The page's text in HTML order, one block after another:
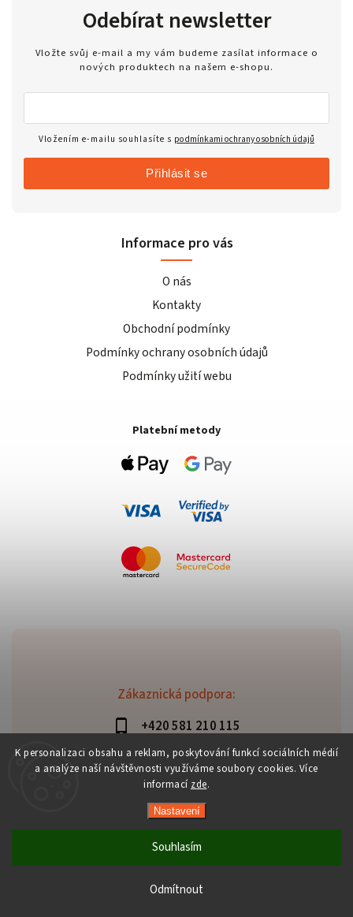
K personalizaci obsahu a reklam, poskytování funkcí sociálních médií
a analýze naší návštěvnosti využíváme soubory cookies. Více
informací zde.
Nastavení
Odmítnout
Souhlasím
Zákaznická podpora:
+420 581 210 115
info@davaztechnik.cz
Odebírat newsletter
Vložte svůj e-mail a my vám budeme zasílat informace o
nových produktech na našem e-shopu.
Vložením e-mailu souhlasíte s podmínkami ochrany osobních údajů
Přihlásit se
Informace pro vás
O nás
Kontakty
Obchodní podmínky
Podmínky ochrany osobních údajů
Podmínky užití webu
Platební metody
Copyright 2026Daniš Davaztechnik. Všechna práva